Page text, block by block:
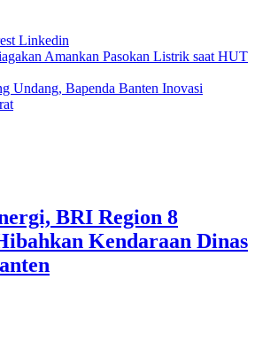
Linkedin
Amankan Pasokan Listrik saat HUT
Undang, Bapenda Banten Inovasi
BRI Region 8
Kendaraan Dinas